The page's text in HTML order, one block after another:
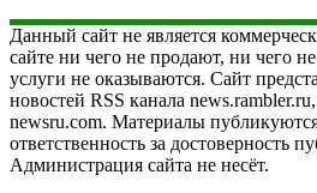
Данный сайт не является
сайте ни чего не продают, ни чего
услуги не оказываются. Сайт
новостей RSS канала
newsru.com. Материалы
ответственность за достоверность
Администрация сайта не несёт.